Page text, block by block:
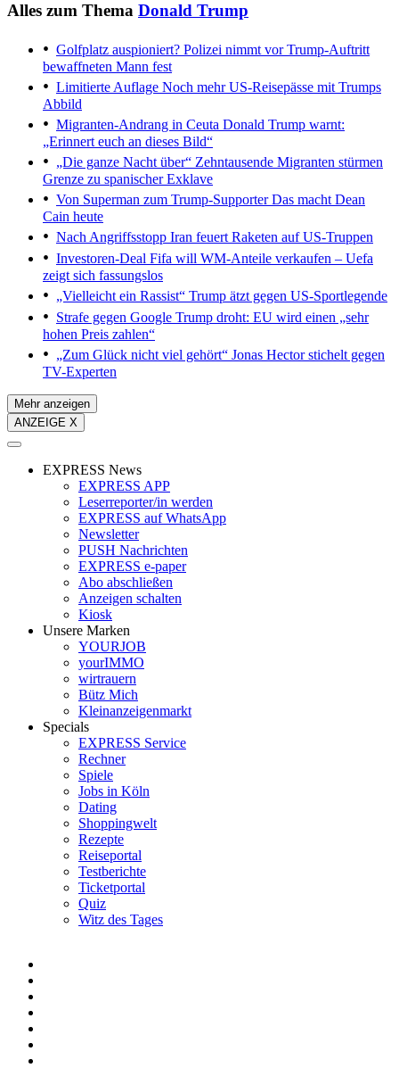
Alles zum Thema Donald Trump
Golfplatz auspioniert? Polizei nimmt vor Trump-Auftritt
bewaffneten Mann fest
Limitierte Auflage Noch mehr US-Reisepässe mit Trumps
Abbild
Migranten-Andrang in Ceuta Donald Trump warnt:
„Erinnert euch an dieses Bild“
„Die ganze Nacht über“ Zehntausende Migranten stürmen
Grenze zu spanischer Exklave
Von Superman zum Trump-SupporterDas macht Dean
Cain heute
Nach Angriffsstopp Iran feuert Raketen auf US-Truppen
Investoren-Deal Fifa will WM-Anteile verkaufen – Uefa
zeigt sich fassungslos
„Vielleicht ein Rassist“ Trump ätzt gegen US-Sportlegende
Strafe gegen Google Trump droht: EU wird einen „sehr
hohen Preis zahlen“
„Zum Glück nicht viel gehört“ Jonas Hector stichelt gegen
TV-Experten
Mehr anzeigen
ANZEIGE X
EXPRESS News
EXPRESS APP
Leserreporter/in werden
EXPRESS auf WhatsApp
Newsletter
PUSH Nachrichten
EXPRESS e-paper
Abo abschließen
Anzeigen schalten
Kiosk
Unsere Marken
YOURJOB
yourIMMO
wirtrauern
Bütz Mich
Kleinanzeigenmarkt
Specials
EXPRESS Service
Rechner
Spiele
Jobs in Köln
Dating
Shoppingwelt
Rezepte
Reiseportal
Testberichte
Ticketportal
Quiz
Witz des Tages